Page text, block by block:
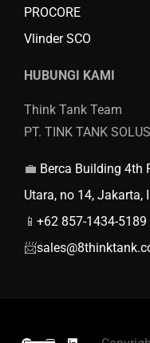
PROCORE
Vlinder SCO
HUBUNGI KAMI
Think Tank Team
PT. TINK TANK
💼 Berca Building 4th
Utara, no 14, Jakarta,
📱 +62 857-1434-5189
📨